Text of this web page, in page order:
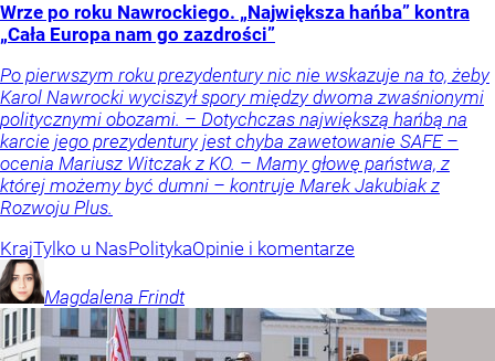
Wrze po roku Nawrockiego. „Największa hańba” kontra
„Cała Europa nam go zazdrości”
Po pierwszym roku prezydentury nic nie wskazuje na to, żeby
Karol Nawrocki wyciszył spory między dwoma zwaśnionymi
politycznymi obozami. – Dotychczas największą hańbą na
karcie jego prezydentury jest chyba zawetowanie SAFE –
ocenia Mariusz Witczak z KO. – Mamy głowę państwa, z
której możemy być dumni – kontruje Marek Jakubiak z
Rozwoju Plus.
KrajTylko u NasPolitykaOpinie i komentarze
Magdalena Frindt